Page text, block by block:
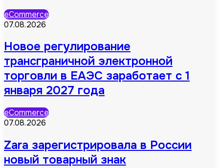
eCommerce
07.08.2026
Новое регулирование
трансграничной электронной
торговли в ЕАЭС заработает с 1
января 2027 года
eCommerce
07.08.2026
Zara зарегистрировала в России
новый товарный знак